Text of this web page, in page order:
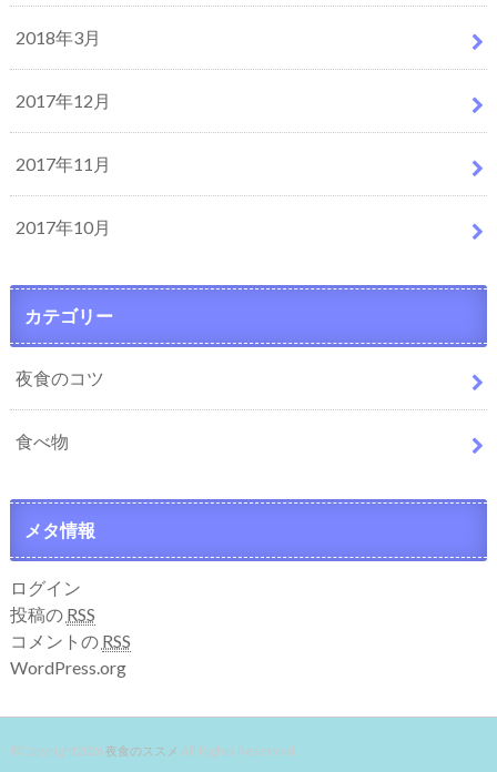
2018年3月
2017年12月
2017年11月
2017年10月
カテゴリー
夜食のコツ
食べ物
メタ情報
ログイン
投稿の RSS
コメントの RSS
WordPress.org
©Copyright2026夜食のススメ .All Rights Reserved.